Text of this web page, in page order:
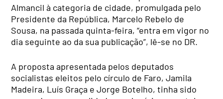
Almancil à categoria de cidade, promulgada pelo
Presidente da República, Marcelo Rebelo de
Sousa, na passada quinta-feira, “entra em vigor no
dia seguinte ao da sua publicação”, lê-se no DR.
A proposta apresentada pelos deputados
socialistas eleitos pelo círculo de Faro, Jamila
Madeira, Luís Graça e Jorge Botelho, tinha sido